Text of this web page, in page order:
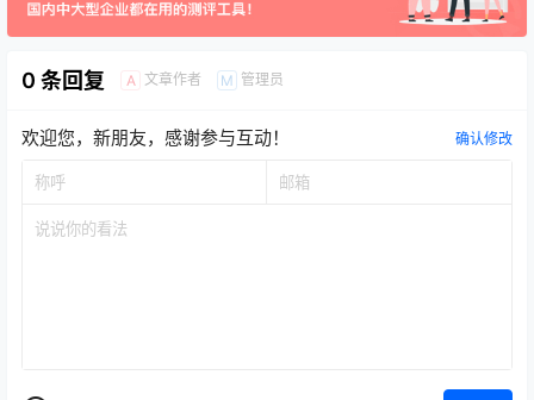
0 条回复 A 文章作者 M 管理员
欢迎您，新朋友，感谢参与互动！ 确认修改